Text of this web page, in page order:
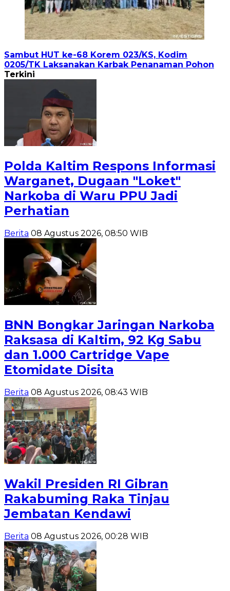
Sambut HUT ke-68 Korem 023/KS, Kodim
0205/TK Laksanakan Karbak Penanaman Pohon
Terkini
Polda Kaltim Respons Informasi
Warganet, Dugaan "Loket"
Narkoba di Waru PPU Jadi
Perhatian
Berita 08 Agustus 2026, 08:50 WIB
BNN Bongkar Jaringan Narkoba
Raksasa di Kaltim, 92 Kg Sabu
dan 1.000 Cartridge Vape
Etomidate Disita
Berita 08 Agustus 2026, 08:43 WIB
Wakil Presiden RI Gibran
Rakabuming Raka Tinjau
Jembatan Kendawi
Berita 08 Agustus 2026, 00:28 WIB